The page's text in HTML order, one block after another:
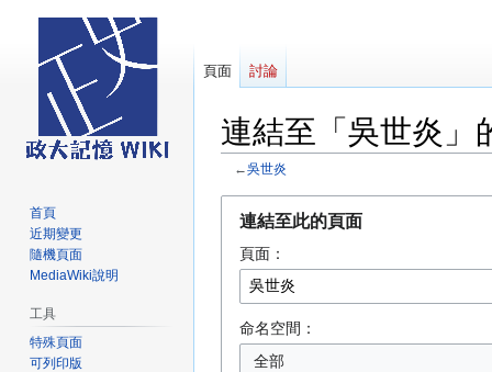
連結至「吳世炎」
←吳世炎
連結至此的頁面
頁面：
命名空間：
全部
頁面 討論
首頁
近期變更
隨機頁面
MediaWiki說明
工具
特殊頁面
可列印版